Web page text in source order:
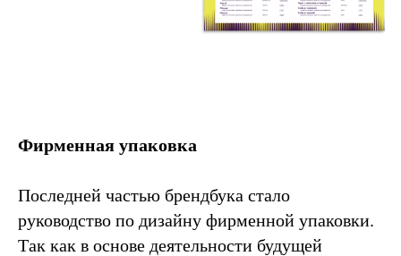
Фирменная упаковка
Последней частью брендбука стало
руководство по дизайну фирменной упаковки.
Так как в основе деятельности будущей